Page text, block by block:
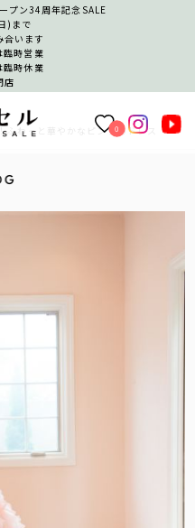
プン34周年記念SALE
)まで
います
時営業
時休業
店
0
ふわっと華やかなピンクのドレス